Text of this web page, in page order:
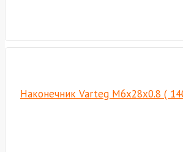
Наконечник Varteg M6х28х0.8 (